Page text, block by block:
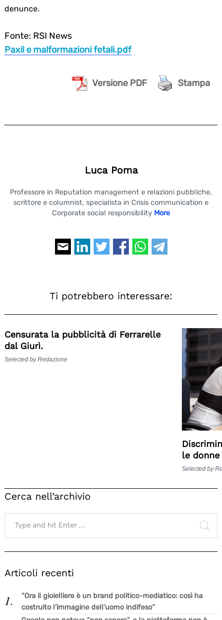
denunce.
Fonte: RSI News
Paxil e malformazioni fetali.pdf
Versione PDF Stampa
Luca Poma
Professore in Reputation management e relazioni pubbliche,
scrittore e columnist, specialista in Crisis communication e
Corporate social responsibility More
Ti potrebbero interessare:
Censurata la pubblicità di Ferrarelle
dal Giurì.
Selected by Redazione
le
Selected by
Cerca nell’archivio
Search
for:
Articoli recenti
“Ora il gioielliere è un brand politico-mediatico: così ha
costruito l’immagine dell’uomo indifeso”